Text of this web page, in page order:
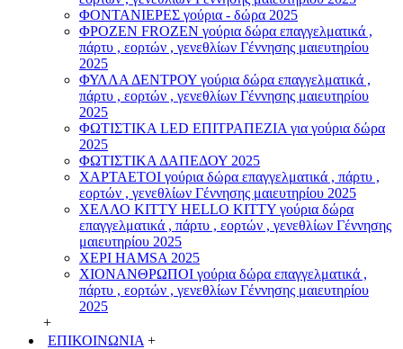
ΦΟΝΤΑΝΙΕΡΕΣ γούρια - δώρα 2025
ΦΡΟΖΕΝ FROZEN γούρια δώρα επαγγελματικά ,
πάρτυ , εορτών , γενεθλίων Γέννησης μαιευτηρίου
2025
ΦΥΛΛΑ ΔΕΝΤΡΟΥ γούρια δώρα επαγγελματικά ,
πάρτυ , εορτών , γενεθλίων Γέννησης μαιευτηρίου
2025
ΦΩΤΙΣΤΙΚΑ LED ΕΠΙΤΡΑΠΕΖΙΑ για γούρια δώρα
2025
ΦΩΤΙΣΤΙΚΑ ΔΑΠΕΔΟΥ 2025
ΧΑΡΤΑΕΤΟI γούρια δώρα επαγγελματικά , πάρτυ ,
εορτών , γενεθλίων Γέννησης μαιευτηρίου 2025
ΧΕΛΛΟ ΚΙΤΤΥ HELLO KITTY γούρια δώρα
επαγγελματικά , πάρτυ , εορτών , γενεθλίων Γέννησης
μαιευτηρίου 2025
ΧΕΡΙ HAMSA 2025
ΧΙΟΝΑΝΘΡΩΠΟΙ γούρια δώρα επαγγελματικά ,
πάρτυ , εορτών , γενεθλίων Γέννησης μαιευτηρίου
2025
+
ΕΠΙΚΟΙΝΩΝΙΑ +